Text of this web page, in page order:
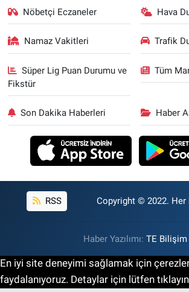
Nöbetçi Eczaneler Hava
Namaz Vakitleri Trafik
Süper Lig Puan Durumu ve
Fikstür
Tüm
Son Dakika Haberleri Haber
RSS Copyright © 2022. Her
Haber Yazılımı: TE Bilişim
En iyi site deneyimi sağlamak için
faydalanıyoruz. Detaylar için lütfen